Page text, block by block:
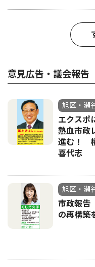
意見広告・議会報告
旭区・瀬
エクスポ
熱血市政
進む！
喜代志
旭区・瀬
市政報告
の再構